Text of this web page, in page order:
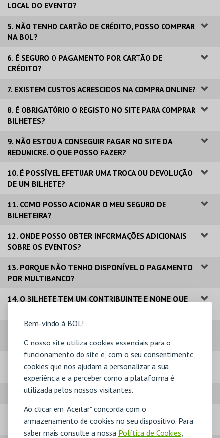
Bem-vindo à BOL!
O nosso site utiliza cookies essenciais para o
funcionamento do site e, com o seu consentimento,
cookies que nos ajudam a personalizar a sua
experiência e a perceber como a plataforma é
utilizada pelos nossos visitantes.
Ao clicar em "Aceitar" concorda com o
armazenamento de cookies no seu dispositivo. Para
saber mais consulte a nossa Política de Cookies,
LOCAL DO EVENTO?
5. NÃO TENHO CARTÃO DE CRÉDITO, POSSO COMPRAR
NA BOL?
6. É SEGURO O PAGAMENTO POR CARTÃO DE
CRÉDITO?
7. EXISTEM CUSTOS ACRESCIDOS NA COMPRA ONLINE?
8. É OBRIGATÓRIO O REGISTO NO SITE PARA COMPRAR
BILHETES?
9. NÃO ESTOU A CONSEGUIR PAGAR NO SITE DA
REDUNICRE. O QUE POSSO FAZER?
10. É POSSÍVEL EFETUAR UMA TROCA OU DEVOLUÇÃO
DE UM BILHETE?
11. COMO POSSO ACIONAR O MEU SEGURO DE
BILHETEIRA?
12. ONDE POSSO OBTER INFORMAÇÕES ADICIONAIS
SOBRE OS EVENTOS?
13. PORQUE NÃO TENHO DISPONÍVEL O PAGAMENTO
POR MULTIBANCO?
14. O BILHETE TEM UM CONTRIBUINTE E NOME QUE
EVENTO?
16. POSSO COMPRAR BILHETES PARA VÁRIOS
17. POSSO DAR OS MEUS BILHETES A OUTRA PESSOA?
18. POSSO IMPRIMIR OS BILHETES A PRETO E
BRANCO?